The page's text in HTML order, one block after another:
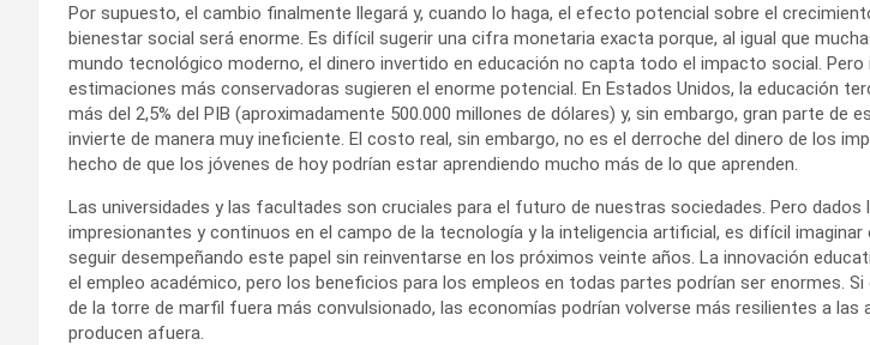
Por supuesto, el cambio finalmente llegará y, cuando lo haga, el efecto potencial sobre el
bienestar social será enorme. Es difícil sugerir una cifra monetaria exacta porque, al igual que
mundo tecnológico moderno, el dinero invertido en educación no capta todo el impacto social. Pero
estimaciones más conservadoras sugieren el enorme potencial. En Estados Unidos, la educación
más del 2,5% del PIB (aproximadamente 500.000 millones de dólares) y, sin embargo, gran parte de
invierte de manera muy ineficiente. El costo real, sin embargo, no es el derroche del dinero de los
hecho de que los jóvenes de hoy podrían estar aprendiendo mucho más de lo que aprenden.
Las universidades y las facultades son cruciales para el futuro de nuestras sociedades. Pero dados
impresionantes y continuos en el campo de la tecnología y la inteligencia artificial, es difícil imaginar
seguir desempeñando este papel sin reinventarse en los próximos veinte años. La innovación
el empleo académico, pero los beneficios para los empleos en todas partes podrían ser enormes.
de la torre de marfil fuera más convulsionado, las economías podrían volverse más resilientes a las
producen afuera.